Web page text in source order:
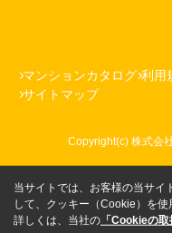
マンションカタログ 利用
サイトマップ
Copyright(c) 株式会
当サイトでは、お客様の当サイ
して、クッキー（Cookie）を使
詳しくは、当社の 「Cookieの